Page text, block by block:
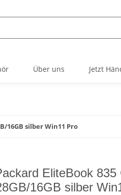
Über uns Jetzt
16GB silber Win11 Pro
EliteBook
16GB silber